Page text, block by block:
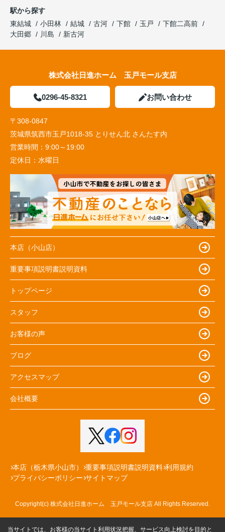
駅から探す
東結城
小田林 結城 古河 下館 玉戸
下館二高前
大田郷
川島 新古河
株式会社日進ホーム 玉戸モール支店
0296-45-8321 お問い合わせ
〒308-0847
茨城県筑西市玉戸1018-35 とりせん北 さんたす内
営業時間： 9:00～19:00
定休日： 水曜日
本店（小山店）
重要事項説明書説明資料
トップページ
スタッフ
お客様の声
ブログ
アクセスマップ
会社概要
本店（栃木県小山市） 重要事項説明書説明資料 利用規約
プライバシーポリシー サイトマップ
Copyright(c) 株式会社日進ホーム 玉戸モール支店 All Rights Reserved.
当サイトでは、お客様の当サイト利用状況把握、サービス向上検討を目的と